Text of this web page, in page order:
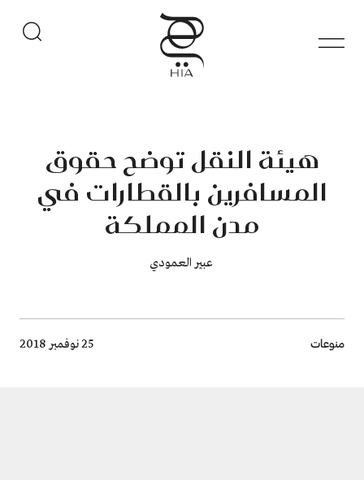
هيئة النقل توضح حقوق
المسافرين بالقطارات في
مدن المملكة
​​​​​​​ عبير العمودي
Breadcrumb
منوعات